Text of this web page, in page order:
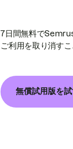
7日間無料で
ご利用を取り消すこ
無償試用版を